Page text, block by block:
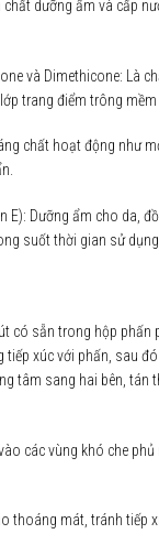
chất dưỡng ẩm và cấp
và Dimethicone: Là
trang điểm trông mềm
chất hoạt động như
E): Dưỡng ẩm cho da,
suốt thời gian sử dụng.
có sẵn trong hộp phấn
tiếp xúc với phấn, sau
tâm sang hai bên, tán
các vùng khó che
thoáng mát, tránh tiếp